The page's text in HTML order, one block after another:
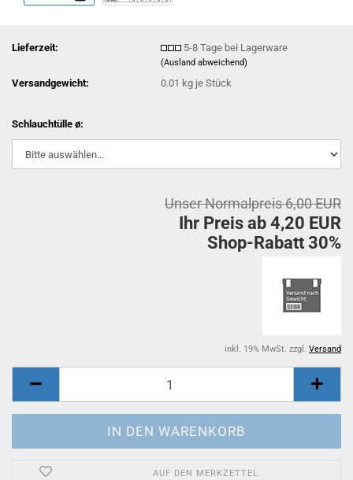
Lieferzeit: 5-8 Tage bei Lagerware
(Ausland abweichend)
Versandgewicht: 0.01 kg je Stück
Schlauchtülle ø:
Unser Normalpreis 6,00 EUR
Ihr Preis ab 4,20 EUR
Shop-Rabatt 30%
inkl. 19% MwSt. zzgl. Versand
AUF DEN MERKZETTEL